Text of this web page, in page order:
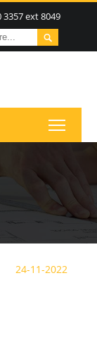
3357 ext 8049

24-11-2022